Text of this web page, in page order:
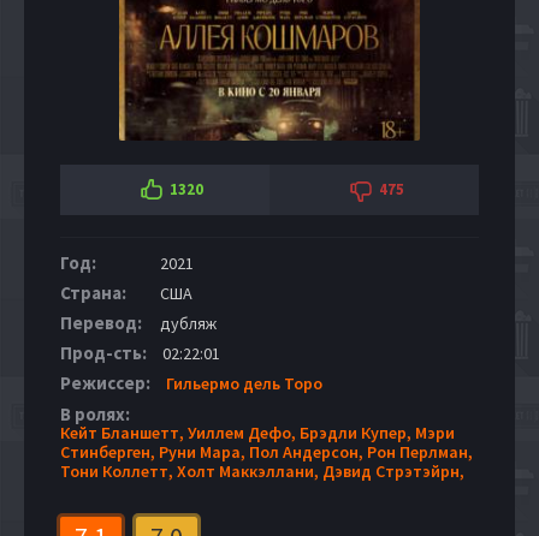
1320 475
Год: 2021
Страна: США
Перевод: дубляж
Прод-сть: 02:22:01
Режиссер: Гильермо дель Торо
В ролях:
Кейт Бланшетт, Уиллем Дефо, Брэдли Купер, Мэри
Стинберген, Руни Мара, Пол Андерсон, Рон Перлман,
Тони Коллетт, Холт Маккэллани, Дэвид Стрэтэйрн,